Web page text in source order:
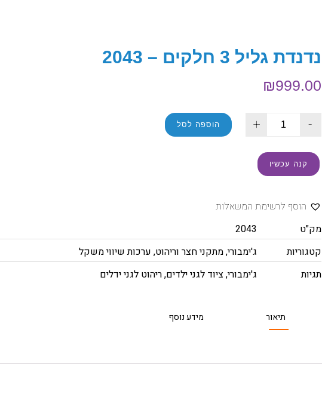
נדנדת גליל 3 חלקים – 2043
₪999.00
-
+ הוספה לסל
קנה עכשיו
הוסף לרשימת המשאלות
מק"ט
2043
קטגוריות
ג'ימבורי,מתקני חצר וריהוט, ערכות שיווי משקל
תגיות
ג'ימבורי,ציוד לגני ילדים,ריהוט לגני ידלים
תיאור מידע נוסף